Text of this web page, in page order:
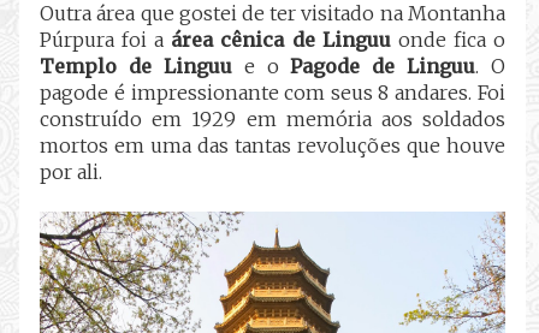
Outra área que gostei de ter visitado na Montanha
Púrpura foi a área cênica de Linguuonde fica o
Templo de Linguue oPagode de Linguu. O
pagode é impressionante com seus 8 andares. Foi
construído em 1929 em memória aos soldados
mortos em uma das tantas revoluções que houve
por ali.